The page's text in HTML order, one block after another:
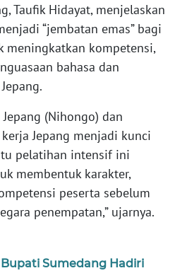
Taufik Hidayat, menjelaskan
“jembatan emas” bagi
meningkatkan kompetensi,
bahasa dan
Jepang (Nihongo) dan
Jepang menjadi kunci
pelatihan intensif ini
membentuk karakter,
peserta sebelum
penempatan,” ujarnya.
Sumedang Hadiri